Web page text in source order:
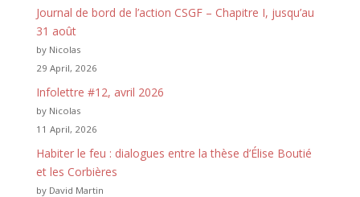
Journal de bord de l’action CSGF – Chapitre I, jusqu’au
31 août
by Nicolas
29 April, 2026
Infolettre #12, avril 2026
by Nicolas
11 April, 2026
Habiter le feu : dialogues entre la thèse d’Élise Boutié
et les Corbières
by David Martin